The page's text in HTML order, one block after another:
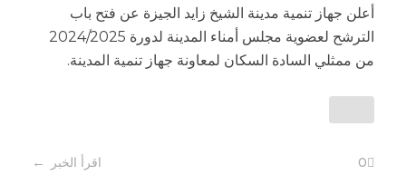
أعلن جهاز تنمية مدينة الشيخ زايد الجيزة عن فتح باب
الترشح لعضوية مجلس أمناء المدينة لدورة 2024/2025
من ممثلي السادة السكان لمعاونة جهاز تنمية المدينة.
اقرأ الخبر 0